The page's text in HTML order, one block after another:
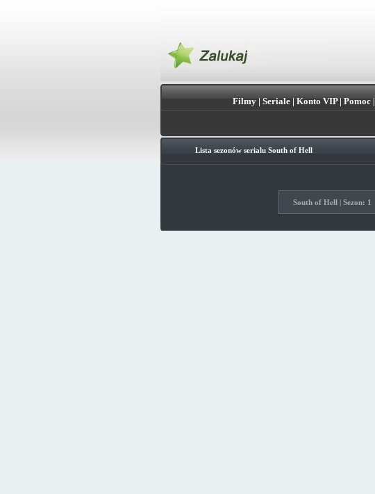
Filmy| Seriale| Konto VIP| Pomoc|
Lista sezonów serialu South of Hell
South of Hell | Sezon: 1